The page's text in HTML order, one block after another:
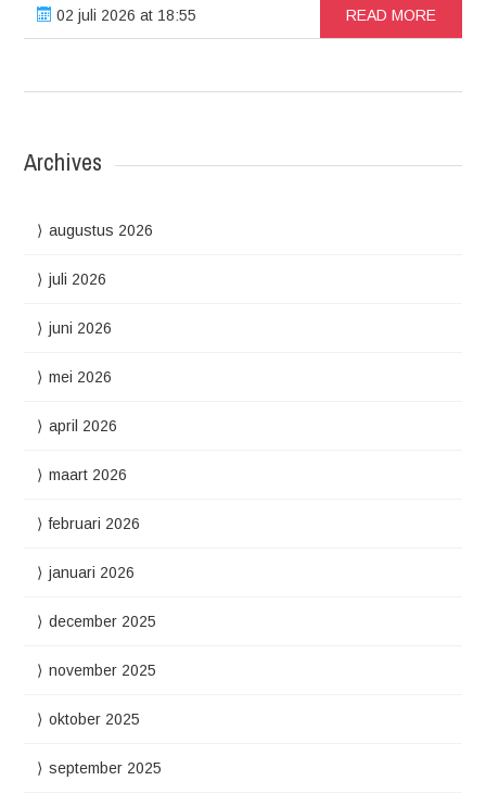
02 juli 2026 at 18:55 READ MORE
Archives
augustus 2026
juli 2026
juni 2026
mei 2026
april 2026
maart 2026
februari 2026
januari 2026
december 2025
november 2025
oktober 2025
september 2025